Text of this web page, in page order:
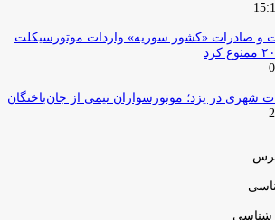
و صادرات «کشور سوریه» واردات موتورسیکلت
شهری در یزد؛ موتورسواران نیمی از جان‌باختگان
پرس
شناسی